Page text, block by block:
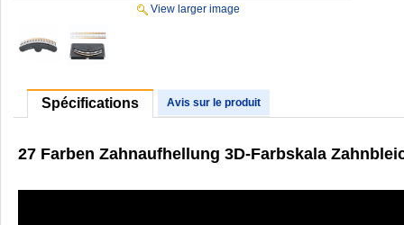
View larger image
Spécifications Avis sur le produit
27 Farben Zahnaufhellung 3D-Farbskala